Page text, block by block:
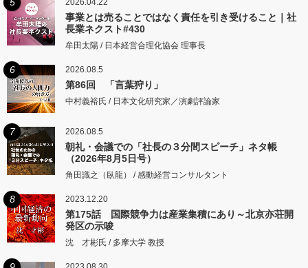
2026.04.22
事業とは売ることではなく責任を引き受けること｜社
長業ネクスト#430
牟田太陽 / 日本経営合理化協会 理事長
6 2026.08.5
第86回 「言葉狩り」
中村義裕氏 / 日本文化研究家／演劇評論家
7 2026.08.5
朝礼・会議での「社長の３分間スピーチ」ネタ帳
（2026年8月5日号）
角田識之（臥龍） / 感動経営コンサルタント
8 2023.12.20
第175話 国際競争力は産業集積にあり～北京亦荘開
発区の示唆
沈 才彬氏 / 多摩大学 教授